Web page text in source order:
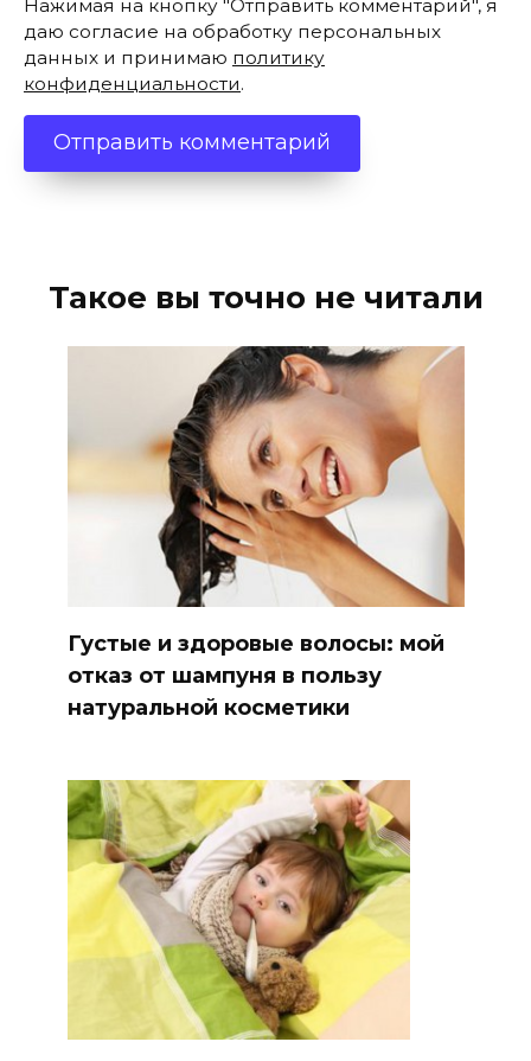
Нажимая на кнопку "Отправить комментарий", я
даю согласие на обработку персональных
данных и принимаю политику
конфиденциальности.
Такое вы точно не читали
Густые и здоровые волосы: мой
отказ от шампуня в пользу
натуральной косметики